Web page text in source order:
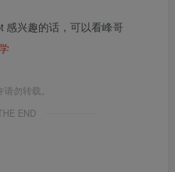
感兴趣的话，可以看峰哥
勿转载。
END